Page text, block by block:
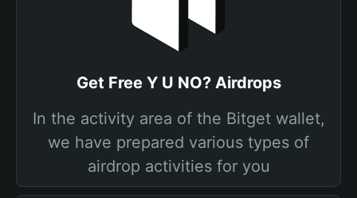
Get Free Y U NO? Airdrops
In the activity area of the Bitget wallet,
we have prepared various types of
airdrop activities for you